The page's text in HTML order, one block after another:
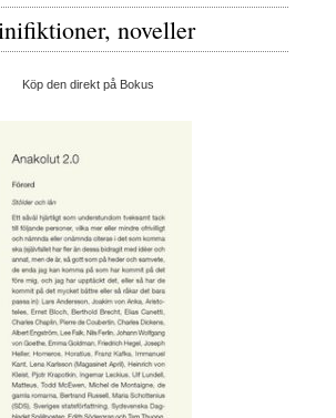
noveller
Köp den direkt på Bokus